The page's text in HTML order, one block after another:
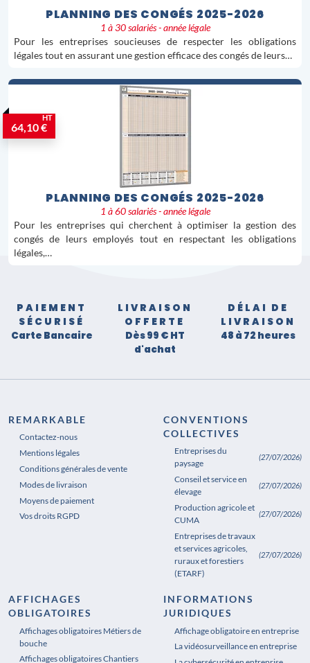
PLANNING DES CONGÉS 2025-2026
1 à 30 salariés - année légale
Pour les entreprises soucieuses de respecter les obligations
légales tout en assurant une gestion efficace des congés de leurs…
64,10 €
HT
PLANNING DES CONGÉS 2025-2026
1 à 60 salariés - année légale
Pour les entreprises qui cherchent à optimiser la gestion des
congés de leurs employés tout en respectant les obligations
légales,…
PAIEMENT
SÉCURISÉ
Carte Bancaire
LIVRAISON
OFFERTE
Dès 99 € HT
d'achat
DÉLAI DE
LIVRAISON
48 à 72 heures
REMARKABLE
Contactez-nous
Mentions légales
Conditions générales de vente
Modes de livraison
Moyens de paiement
Vos droits RGPD
CONVENTIONS
COLLECTIVES
Entreprises du
paysage
(27/07/2026)
Conseil et service en
élevage
(27/07/2026)
Production agricole et
CUMA
(27/07/2026)
Entreprises de travaux
et services agricoles,
ruraux et forestiers
(ETARF)
(27/07/2026)
AFFICHAGES
OBLIGATOIRES
Affichages obligatoires Métiers de
bouche
Affichages obligatoires Chantiers
Affichages obligatoires Pharmacie
INFORMATIONS
JURIDIQUES
Affichage obligatoire en entreprise
La vidéosurveillance en entreprise